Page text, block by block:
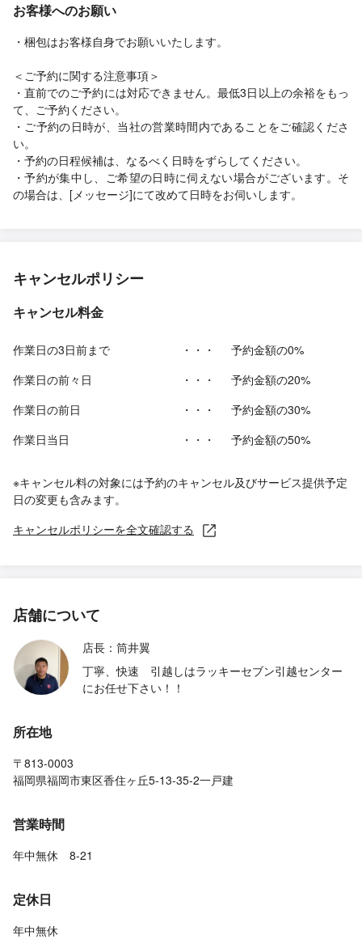
お客様へのお願い
・梱包はお客様自身でお願いいたします。
＜ご予約に関する注意事項＞
・直前でのご予約には対応できません。最低3日以上の余裕をもっ
て、ご予約ください。
・ご予約の日時が、当社の営業時間内であることをご確認くださ
い。
・予約の日程候補は、なるべく日時をずらしてください。
・予約が集中し、ご希望の日時に伺えない場合がございます。そ
の場合は、[メッセージ]にて改めて日時をお伺いします。
キャンセルポリシー
キャンセル料金
作業日の3日前まで ・・・
予約金額の0%
作業日の前々日
・・・
予約金額の20%
作業日の前日
・・・
予約金額の30%
作業日当日
・・・ 予約金額の50%
※キャンセル料の対象には予約のキャンセル及びサービス提供予定
日の変更も含みます。
キャンセルポリシーを全文確認する
店舗について
店長：筒井翼
丁寧、快速 引越しはラッキーセブン引越センター
にお任せ下さい！！
所在地
〒813-0003
福岡県福岡市東区香住ヶ丘5-13-35-2一戸建
営業時間
年中無休 8-21
定休日
年中無休